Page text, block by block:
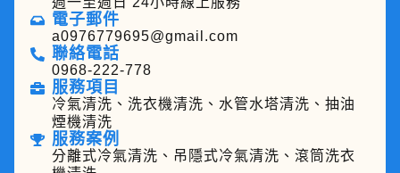
電子郵件
a0976779695@gmail.com
聯絡電話
0968-222-778
服務項目
冷氣清洗、洗衣機清洗、水管水塔清洗、抽油
煙機清洗
服務案例
分離式冷氣清洗、吊隱式冷氣清洗、滾筒洗衣